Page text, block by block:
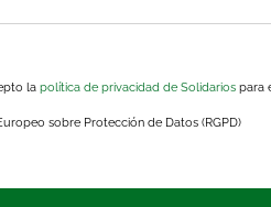
lapolítica de privacidad de Solidarios para
sobre Protección de Datos (RGPD)